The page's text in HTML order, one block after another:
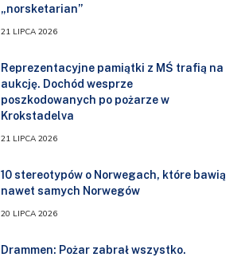
„norsketarian”
21 LIPCA 2026
Reprezentacyjne pamiątki z MŚ trafią na
aukcję. Dochód wesprze
poszkodowanych po pożarze w
Krokstadelva
21 LIPCA 2026
10 stereotypów o Norwegach, które bawią
nawet samych Norwegów
20 LIPCA 2026
Drammen: Pożar zabrał wszystko.